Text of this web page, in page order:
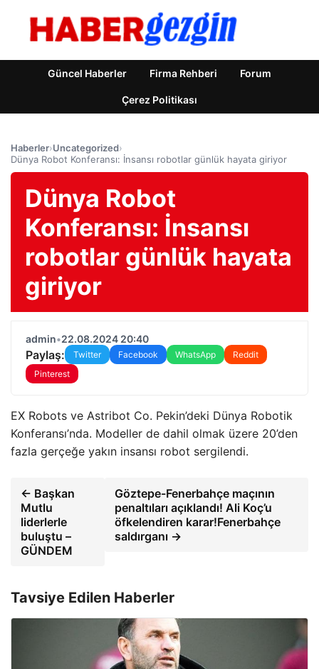
Güncel Haberler Firma Rehberi Forum
Çerez Politikası
Haberler›Uncategorized›
Dünya Robot Konferansı: İnsansı robotlar günlük hayata giriyor
Dünya Robot
Konferansı: İnsansı
robotlar günlük hayata
giriyor
admin•22.08.2024 20:40
Paylaş: Twitter Facebook WhatsApp
Reddit
Pinterest
EX Robots ve Astribot Co. Pekin’deki Dünya Robotik
Konferansı’nda. Modeller de dahil olmak üzere 20’den
fazla gerçeğe yakın insansı robot sergilendi.
← Başkan
Mutlu
liderlerle
buluştu –
GÜNDEM
Göztepe-Fenerbahçe maçının
penaltıları açıklandı! Ali Koç’u
öfkelendiren karar!Fenerbahçe
saldırganı →
Tavsiye Edilen Haberler